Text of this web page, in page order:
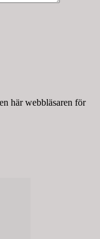
här webbläsaren för